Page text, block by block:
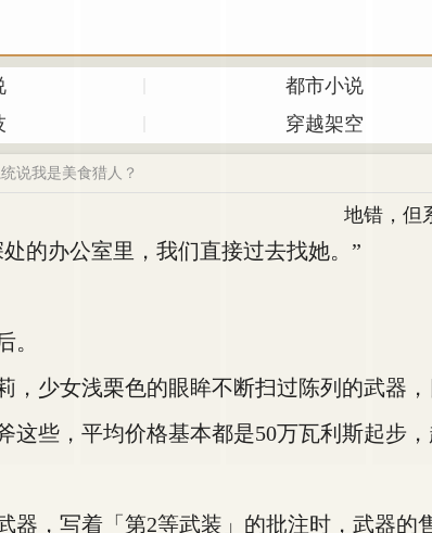
都市小说
穿越架空
说我是美食猎人？
地错，但
办公室里，我们直接过去找她。”
少女浅栗色的眼眸不断扫过陈列的武器，
些，平均价格基本都是50万瓦利斯起步，
，写着「第2等武装」的批注时，武器的